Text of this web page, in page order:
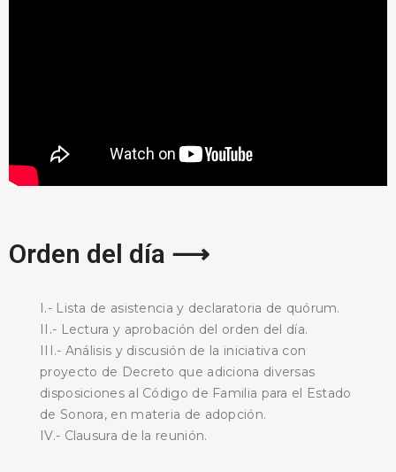
Orden del día ⟶
I.- Lista de asistencia y declaratoria de quórum.
II.- Lectura y aprobación del orden del día.
III.- Análisis y discusión de la iniciativa con
proyecto de Decreto que adiciona diversas
disposiciones al Código de Familia para el Estado
de Sonora, en materia de adopción.
IV.- Clausura de la reunión.